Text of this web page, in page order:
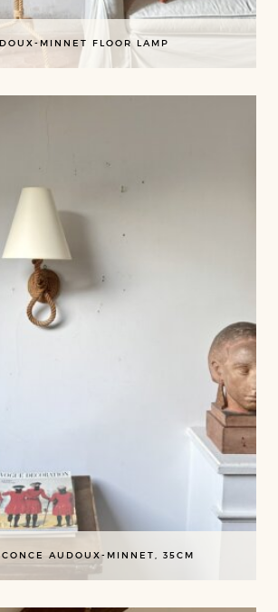
MINNET FLOOR LAMP
AUDOUX-MINNET, 35CM